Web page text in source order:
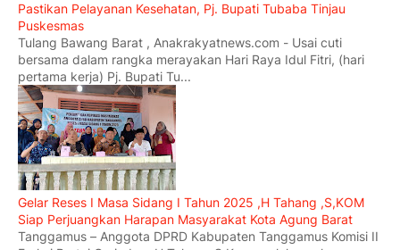
Pastikan Pelayanan Kesehatan, Pj. Bupati Tubaba Tinjau
Puskesmas
Tulang Bawang Barat , Anakrakyatnews.com - Usai cuti
bersama dalam rangka merayakan Hari Raya Idul Fitri, (hari
pertama kerja) Pj. Bupati Tu...
Gelar Reses I Masa Sidang I Tahun 2025 ,H Tahang ,S,KOM
Siap Perjuangkan Harapan Masyarakat Kota Agung Barat
Tanggamus – Anggota DPRD Kabupaten Tanggamus Komisi II